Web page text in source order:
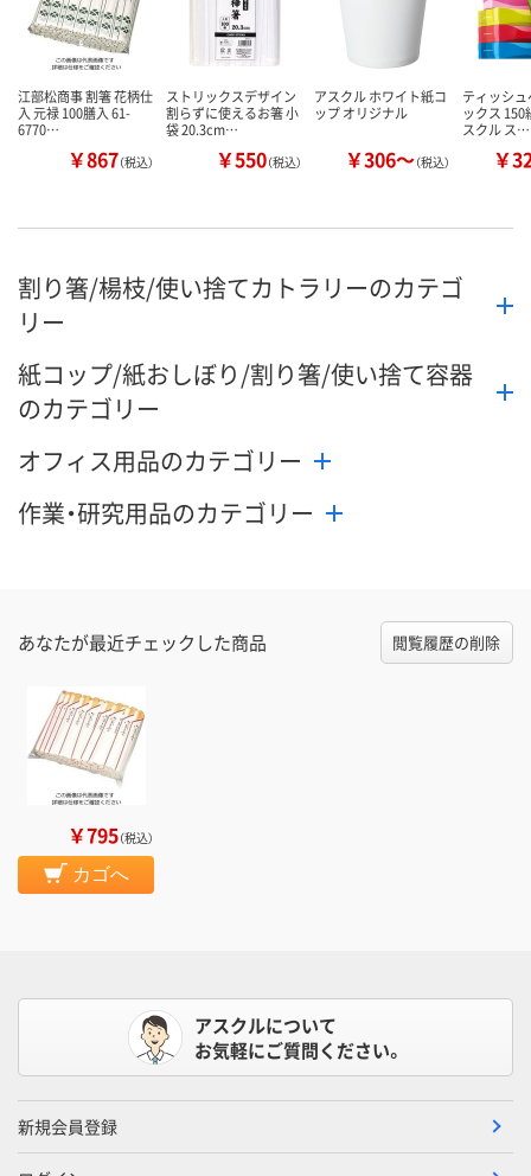
江部松商事 割箸 花柄仕
入 元禄 100膳入 61-
6770…
￥867（税込）
ストリックスデザイン
割らずに使えるお箸 小
袋 20.3cm…
￥550（税込）
アスクル ホワイト紙コ
ップ オリジナル
￥306～（税込）
ティッシ
ックス 150
スクル ス…
￥
割り箸/楊枝/使い捨てカトラリーのカテゴ
リー
紙コップ/紙おしぼり/割り箸/使い捨て容器
のカテゴリー
オフィス用品のカテゴリー
作業・研究用品のカテゴリー
あなたが最近チェックした商品 閲覧履歴の削除
￥795（税込）
カゴへ
アスクルについて
お気軽にご質問ください。
新規会員登録